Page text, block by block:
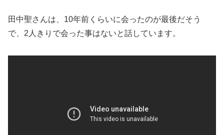
田中聖さんは、10年前くらいに会ったのが最後だそう
で、2人きりで会った事はないと話しています。